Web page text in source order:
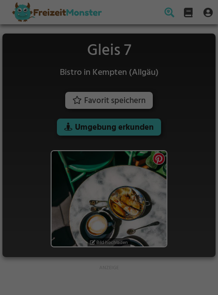
Gleis 7
Bistro in Kempten (Allgäu)
Favorit speichern
Umgebung erkunden
Bild hochladen